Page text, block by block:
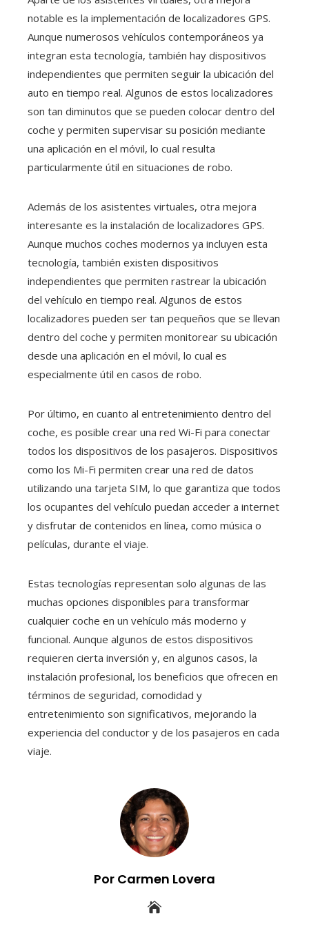
notable es la implementación de localizadores GPS.
Aunque numerosos vehículos contemporáneos ya
integran esta tecnología, también hay dispositivos
independientes que permiten seguir la ubicación del
auto en tiempo real. Algunos de estos localizadores
son tan diminutos que se pueden colocar dentro del
coche y permiten supervisar su posición mediante
una aplicación en el móvil, lo cual resulta
particularmente útil en situaciones de robo.
Además de los asistentes virtuales, otra mejora
interesante es la instalación de localizadores GPS.
Aunque muchos coches modernos ya incluyen esta
tecnología, también existen dispositivos
independientes que permiten rastrear la ubicación
del vehículo en tiempo real. Algunos de estos
localizadores pueden ser tan pequeños que se llevan
dentro del coche y permiten monitorear su ubicación
desde una aplicación en el móvil, lo cual es
especialmente útil en casos de robo.
Por último, en cuanto al entretenimiento dentro del
coche, es posible crear una red Wi-Fi para conectar
todos los dispositivos de los pasajeros. Dispositivos
como los Mi-Fi permiten crear una red de datos
utilizando una tarjeta SIM, lo que garantiza que todos
los ocupantes del vehículo puedan acceder a internet
y disfrutar de contenidos en línea, como música o
películas, durante el viaje.
Estas tecnologías representan solo algunas de las
muchas opciones disponibles para transformar
cualquier coche en un vehículo más moderno y
funcional. Aunque algunos de estos dispositivos
requieren cierta inversión y, en algunos casos, la
instalación profesional, los beneficios que ofrecen en
términos de seguridad, comodidad y
entretenimiento son significativos, mejorando la
experiencia del conductor y de los pasajeros en cada
viaje.
Por Carmen Lovera